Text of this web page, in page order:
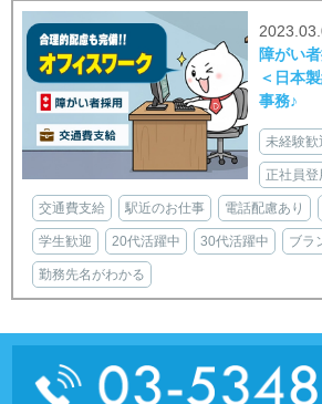
障がい
＜日本
事務♪
未経験歓
正社員登
交通費支給 駅近のお仕事 電話配慮あり
学生歓迎 20代活躍中 30代活躍中 ブラ
勤務先名がわかる